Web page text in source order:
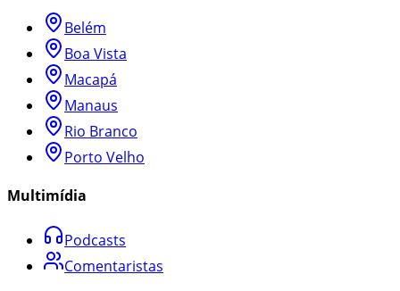
Belém
Boa Vista
Macapá
Manaus
Rio Branco
Porto Velho
Multimídia
Podcasts
Comentaristas